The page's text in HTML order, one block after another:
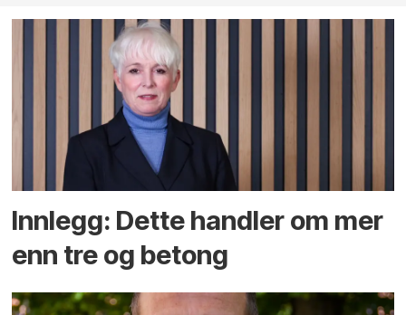
Innlegg: Dette handler om mer
enn tre og betong